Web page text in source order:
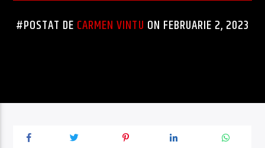
#POSTAT DE CARMEN VINTU ON FEBRUARIE 2, 2023